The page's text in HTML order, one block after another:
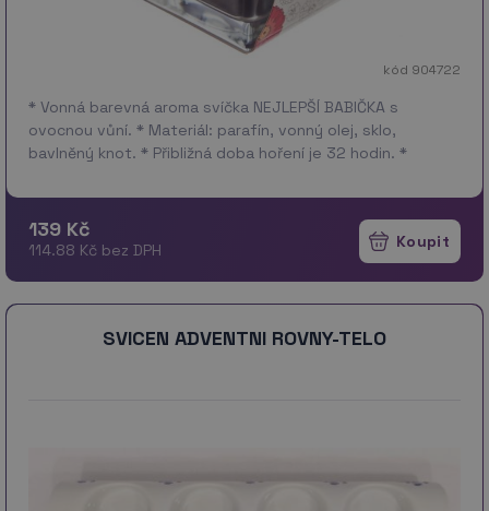
kód 904722
* Vonná barevná aroma svíčka NEJLEPŠÍ BABIČKA s
ovocnou vůní. * Materiál: parafín, vonný olej, sklo,
bavlněný knot. * Přibližná doba hoření je 32 hodin. *
139 Kč
114.88 Kč bez DPH
SVICEN ADVENTNI ROVNY-TELO